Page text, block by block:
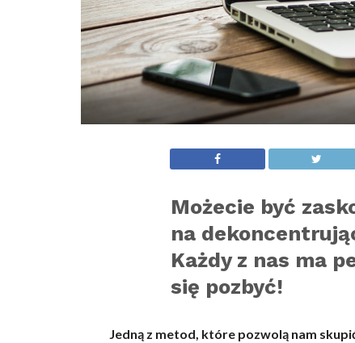
Możecie być
na
Każdy z nas ma
się pozbyć!
Jedną z metod, które pozwolą nam